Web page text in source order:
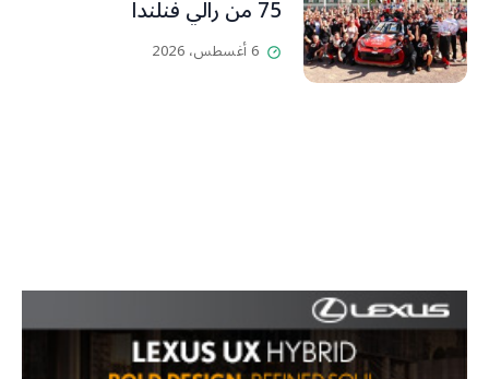
75 من رالي فنلندا
6 أغسطس، 2026